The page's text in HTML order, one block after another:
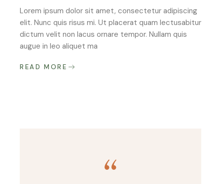
Lorem ipsum dolor sit amet, consectetur adipiscing
elit. Nunc quis risus mi. Ut placerat quam lectusabitur
dictum velit non lacus ornare tempor. Nullam quis
augue in leo aliquet ma
READ MORE